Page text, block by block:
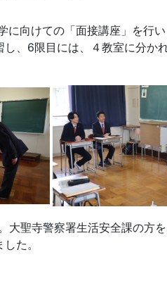
向けての「面接講座」を行
、6限目には、４教室に分か
聖寺警察署生活安全課の方
た。